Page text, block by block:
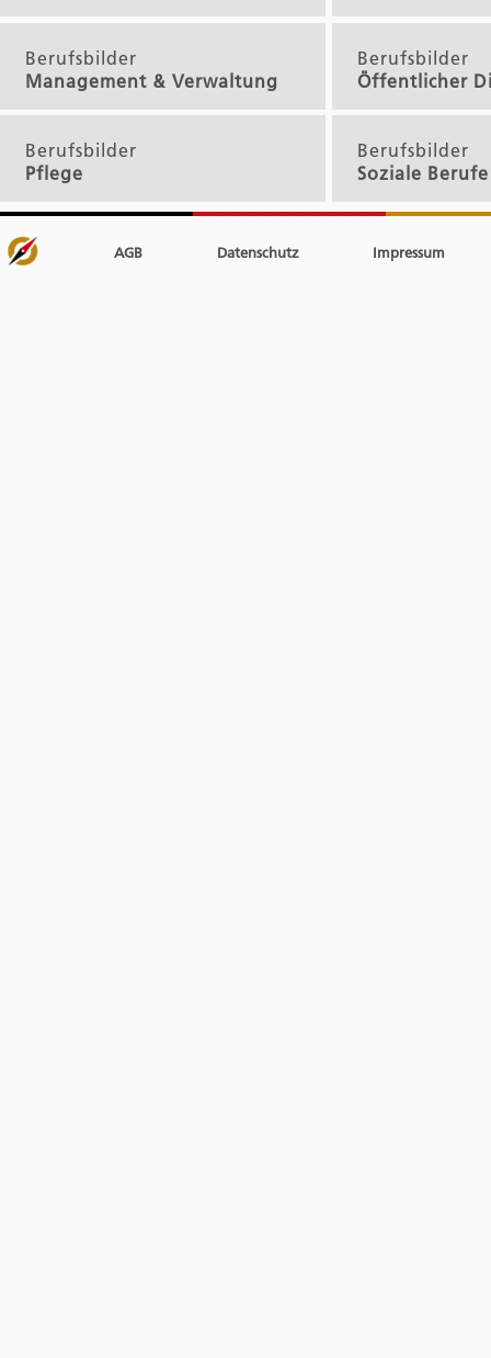
Berufsbilder
Management & Verwaltung
Berufsbilder
Öffentlicher
Berufsbilder
Pflege
Berufsbilder
Soziale Berufe
AGB Datenschutz Impressum